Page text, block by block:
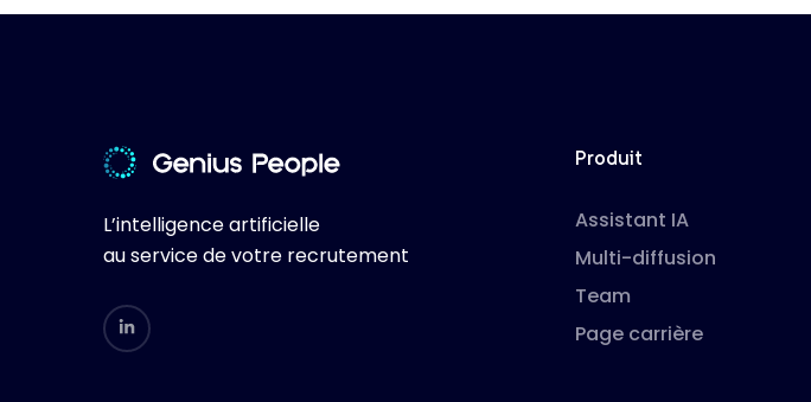
L’intelligence artificielle
au service de votre recrutement
Produit
Assistant IA
Multi-diffusion
Team
Page carrière